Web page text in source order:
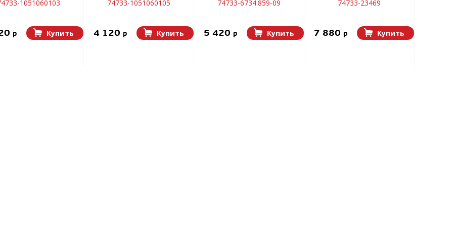
1051060103
p Купить
74733-1051060105
4 120 p Купить
74733-6734.859-09
5 420 p Купить
74733-23469
7 880 p Купить